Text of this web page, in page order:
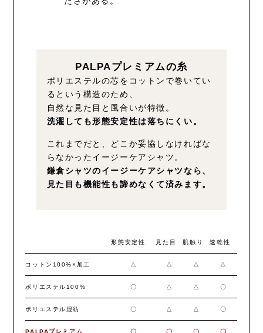
PALPAプレミアムの糸
ポリエステルの芯をコットンで巻いてい
るという構造のため、
自然な見た目と風合いが特徴。
洗濯しても形態安定性は落ちにくい。
これまでだと、どこか妥協しなければな
らなかったイージーケアシャツ。
鎌倉シャツのイージーケアシャツなら、
見た目も機能性も諦めなくて済みます。
形態安定性 見た目 肌触り 速乾性
コットン100%×加工 △ △ △ △
ポリエステル100% 〇 △ △ 〇
ポリエステル混紡 〇 △ △ 〇
PALPAプレミアム 〇 〇 〇 〇